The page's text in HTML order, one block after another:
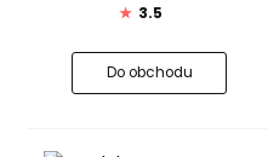
★ 3.5
Do obchodu